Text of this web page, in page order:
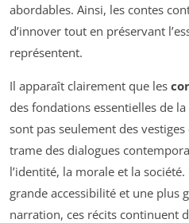
abordables. Ainsi, les contes
d’innover tout en préservant
représentent.
Il apparaît clairement que les
des fondations essentielles de la
sont pas seulement des
trame des dialogues
l’identité, la morale et la
grande accessibilité et une plus
narration, ces récits continuent